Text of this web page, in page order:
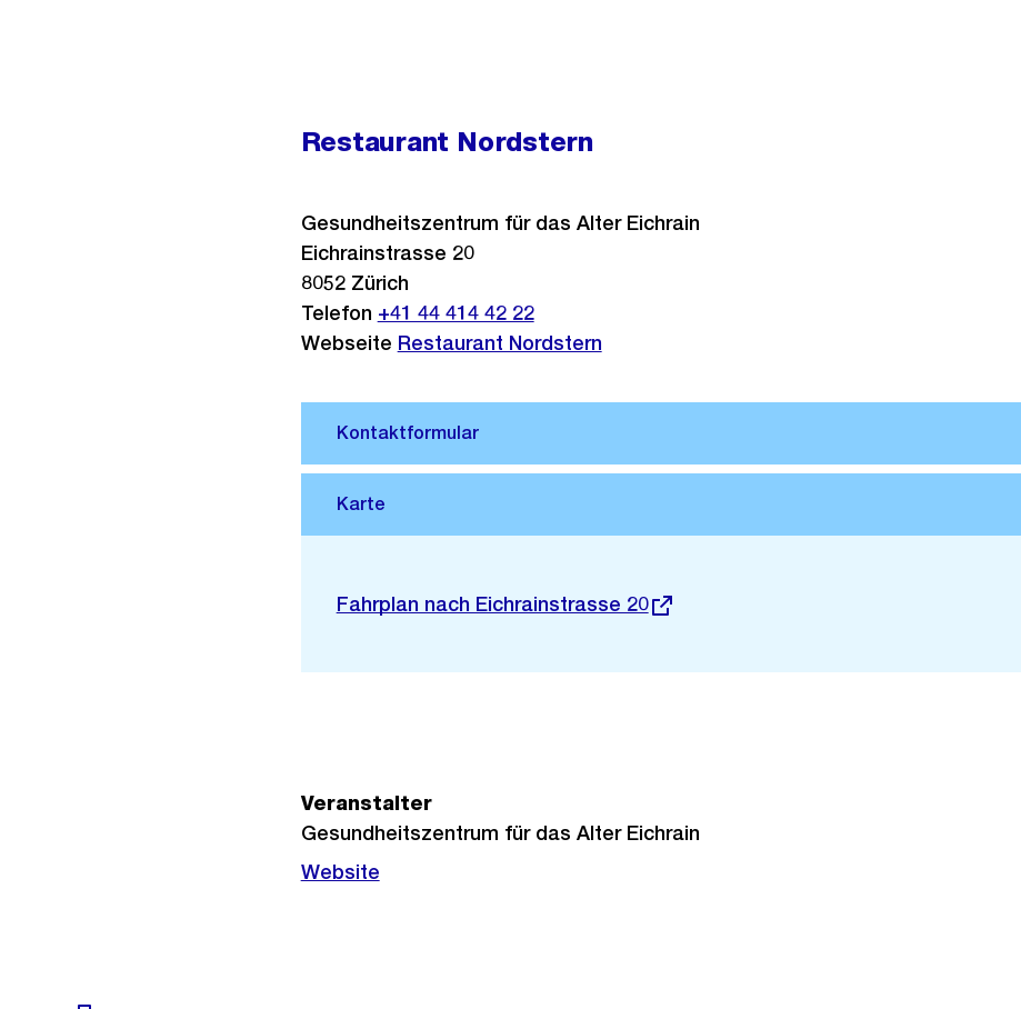
Restaurant Nordstern
Externer
Fahrplan nach Eichrainstrasse 20
Gesundheitszentrum für das Alter Eichrain
Eichrainstrasse 20
8052 Zürich
Telefon +41 44 414 42 22
Webseite Restaurant Nordstern
Veranstalter
Gesundheitszentrum für das Alter Eichrain
Website